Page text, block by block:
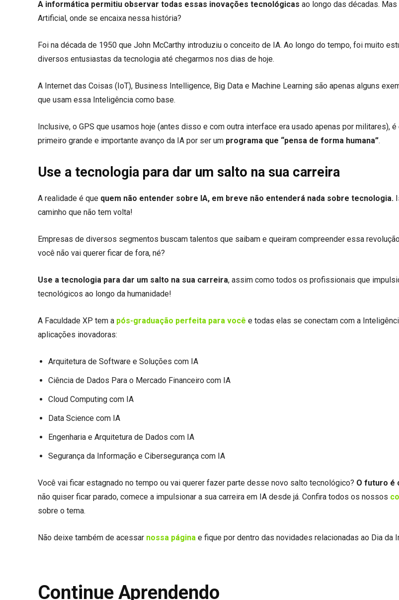
A informática permitiu observar todas essas inovações tecnológicas ao longo das décadas.
Artificial, onde se encaixa nessa história?
Foi na década de 1950 que John McCarthy introduziu o conceito de IA. Ao longo do tempo, foi muito
diversos entusiastas da tecnologia até chegarmos nos dias de hoje.
A Internet das Coisas (IoT), Business Intelligence, Big Data e Machine Learning são apenas alguns
que usam essa Inteligência como base.
Inclusive, o GPS que usamos hoje (antes disso e com outra interface era usado apenas por militares),
primeiro grande e importante avanço da IA por ser um programa que “pensa de forma humana”.
Use a tecnologia para dar um salto na sua carreira
A realidade é que quem não entender sobre IA, em breve não entenderá nada sobre tecnologia.
caminho que não tem volta!
Empresas de diversos segmentos buscam talentos que saibam e queiram compreender essa
você não vai querer ficar de fora, né?
Use a tecnologia para dar um salto na sua carreira, assim como todos os profissionais que
tecnológicos ao longo da humanidade!
A Faculdade XP tem a pós-graduação perfeita para você e todas elas se conectam com a
aplicações inovadoras:
Arquitetura de Software e Soluções com IA
Ciência de Dados Para o Mercado Financeiro com IA
Cloud Computing com IA
Data Science com IA
Engenharia e Arquitetura de Dados com IA
Segurança da Informação e Cibersegurança com IA
Você vai ficar estagnado no tempo ou vai querer fazer parte desse novo salto tecnológico? O futuro é
não quiser ficar parado, comece a impulsionar a sua carreira em IA desde já. Confira todos os nossos
sobre o tema.
Não deixe também de acessar nossa página e fique por dentro das novidades relacionadas ao Dia da
Continue Aprendendo